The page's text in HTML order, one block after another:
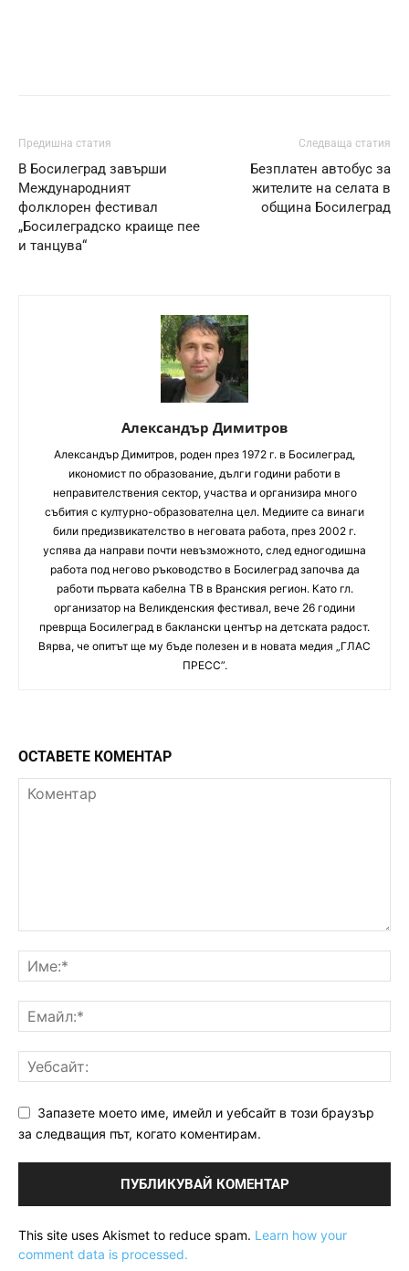
Предишна статия
В Босилеград завърши
Международният
фолклорен фестивал
„Босилеградско краище пее
и танцува“
Следваща статия
Безплатен автобус за
жителите на селата в
община Босилеград
Александър Димитров
Aлександър Димитров, роден през 1972 г. в Босилеград,
икономист по образование, дълги години работи в
неправителствения сектор, участва и организира много
събития с културно-образователна цел. Медиите са винаги
били предизвикателство в неговата работа, през 2002 г.
успява да направи почти невъзможното, след едногодишна
работа под негово ръководство в Босилеград започва да
работи първата кабелна ТВ в Вранския регион. Като гл.
организатор на Великденския фестивал, вече 26 години
преврща Босилеград в баклански център на детската радост.
Вярва, че опитът ще му бъде полезен и в новата медия „ГЛАС
ПРЕСС”.
ОСТАВЕТЕ КОМЕНТАР
Запазете моето име, имейл и уебсайт в този браузър
за следващия път, когато коментирам.
This site uses Akismet to reduce spam. Learn how your
comment data is processed.